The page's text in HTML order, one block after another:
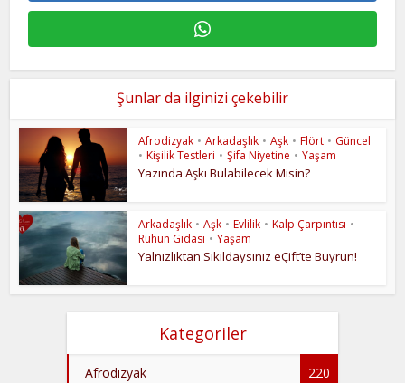
Şunlar da ilginizi çekebilir
Afrodizyak • Arkadaşlık • Aşk • Flört • Güncel
• Kişilik Testleri • Şifa Niyetine • Yaşam
Yazında Aşkı Bulabilecek Misin?
Arkadaşlık • Aşk • Evlilik • Kalp Çarpıntısı •
Ruhun Gıdası • Yaşam
Yalnızlıktan Sıkıldaysınız eÇift’te Buyrun!
Kategoriler
Afrodizyak 220